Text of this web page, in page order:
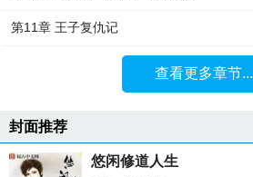
第11章 王子复仇记
查看更多章节...
封面推荐
悠闲修道人生